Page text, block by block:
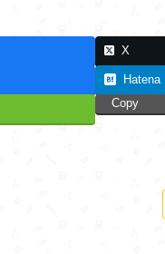
X
Hatena
Copy